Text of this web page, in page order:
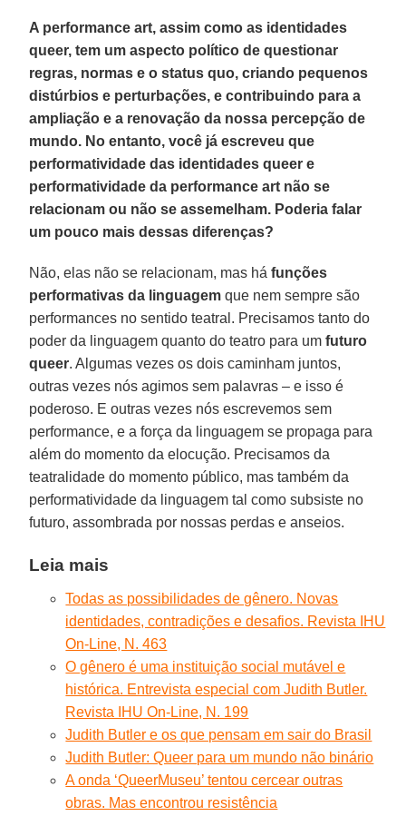
A performance art, assim como as identidades
queer, tem um aspecto político de questionar
regras, normas e o status quo, criando pequenos
distúrbios e perturbações, e contribuindo para a
ampliação e a renovação da nossa percepção de
mundo. No entanto, você já escreveu que
performatividade das identidades queer e
performatividade da performance art não se
relacionam ou não se assemelham. Poderia falar
um pouco mais dessas diferenças?
Não, elas não se relacionam, mas háfunções
performativas da linguagem que nem sempre são
performances no sentido teatral. Precisamos tanto do
poder da linguagem quanto do teatro para umfuturo
queer. Algumas vezes os dois caminham juntos,
outras vezes nós agimos sem palavras – e isso é
poderoso. E outras vezes nós escrevemos sem
performance, e a força da linguagem se propaga para
além do momento da elocução. Precisamos da
teatralidade do momento público, mas também da
performatividade da linguagem tal como subsiste no
futuro, assombrada por nossas perdas e anseios.
Leia mais
Todas as possibilidades de gênero. Novas
identidades, contradições e desafios. Revista IHU
On-Line, N. 463
O gênero é uma instituição social mutável e
histórica. Entrevista especial com Judith Butler.
Revista IHU On-Line, N. 199
Judith Butler e os que pensam em sair do Brasil
Judith Butler: Queer para um mundo não binário
A onda ‘QueerMuseu’ tentou cercear outras
obras. Mas encontrou resistência